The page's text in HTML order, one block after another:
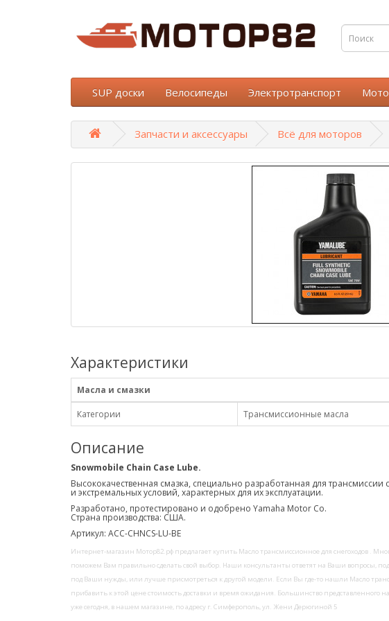
SUP доски Велосипеды Электротранспорт
Запчасти и аксессуары Всё для моторов
Характеристики
Масла и смазки
Категории Трансмиссионные масла
Описание
Snowmobile Chain Case Lube.
Высококачественная смазка, специально разработанная для трансмиссии
и экстремальных условий, характерных для их эксплуатации.
Разработано, протестировано и одобрено Yamaha Motor Co.
Страна производства: США.
Артикул: ACC-CHNCS-LU-BE
Интернет-магазин Мотор82.рф предлагает купить Масло трансмиссионное для снегоходов .
поможем Вам правильно сделать свой выбор. Наши консультанты ответят на Ваши вопросы,
под Ваши нужды, или лучше присмотреться к другой модели. Если Вы где-то нашли Масло
прибавить к этой цене стоимость доставки и время ожидания. Большинство представленного
уже сегодня, в нашем магазине, по адресу г. Симферополь, ул. Жени Дерюгиной 5